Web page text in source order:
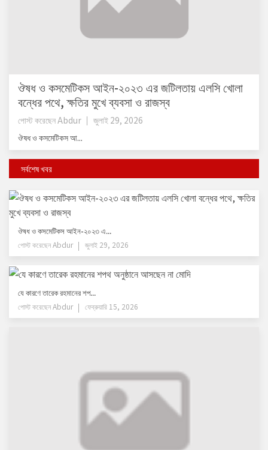
ঔষধ ও কসমেটিকস আইন-২০২৩ এর জটিলতায় এলসি খোলা
বন্ধের পথে, ক্ষতির মুখে ব্যবসা ও রাজস্ব
পোস্ট করেছেনAbdur
জুলাই 29, 2026
ঔষধ ও কসমেটিকস আ...
সর্বশেষ খবর
ঔষধ ও কসমেটিকস আইন-২০২৩ এ...
পোস্ট করেছেনAbdur জুলাই 29, 2026
যে কারণে তারেক রহমানের শপ...
পোস্ট করেছেনAbdur ফেব্রুয়ারি 15, 2026